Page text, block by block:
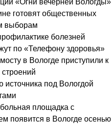
«Огни вечерней Вологды»
готовят общественных
выборам
болезней
по «Телефону здоровья»
в Вологде приступили к
источника под Вологдой
площадка с
появится в Вологде осенью